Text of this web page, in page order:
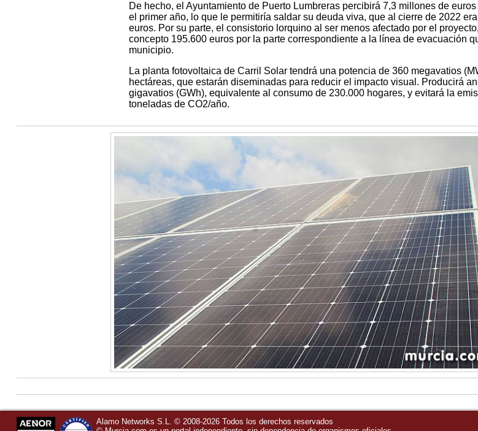
De hecho, el Ayuntamiento de Puerto Lumbreras percibirá 7,3 millones de
el primer año, lo que le permitiría saldar su deuda viva, que al cierre de 2022
euros. Por su parte, el consistorio lorquino al ser menos afectado por el
concepto 195.600 euros por la parte correspondiente a la línea de evacuación
municipio.
La planta fotovoltaica de Carril Solar tendrá una potencia de 360 megavatios
hectáreas, que estarán diseminadas para reducir el impacto visual. Producirá
gigavatios (GWh), equivalente al consumo de 230.000 hogares, y evitará la
toneladas de CO2/año.
Alamo Networks S.L. © 2008-2026 Todos los derechos reservados